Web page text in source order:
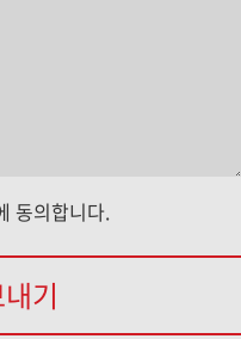
동의합니다.
기